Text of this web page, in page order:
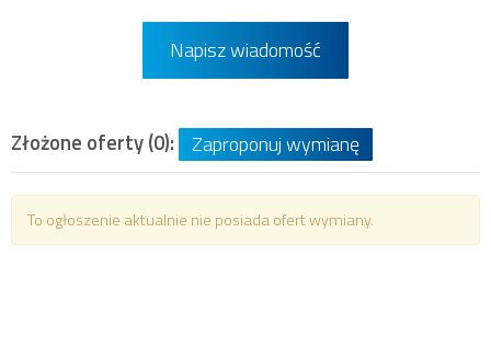
Napisz wiadomość
Złożone oferty (0): Zaproponuj wymianę
To ogłoszenie aktualnie nie posiada ofert wymiany.